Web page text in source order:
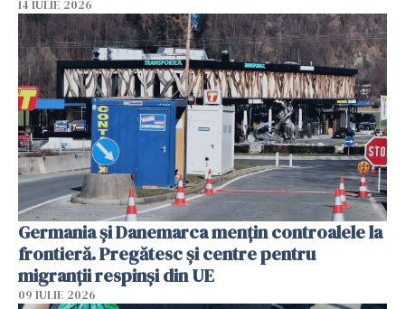
14 IULIE 2026
Germania și Danemarca mențin controalele la
frontieră. Pregătesc și centre pentru
migranții respinși din UE
09 IULIE 2026